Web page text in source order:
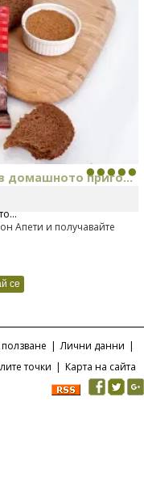
домашното приго...
на изцяло нов
и крокети на Bond...
продуктова линия
Апети и получавайте
| Лични данни |
точки | Карта на сайта